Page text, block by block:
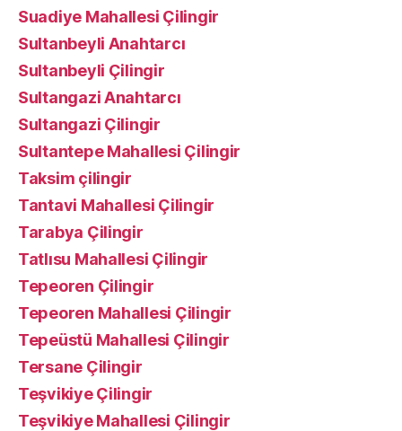
Suadiye Mahallesi Çilingir
Sultanbeyli Anahtarcı
Sultanbeyli Çilingir
Sultangazi Anahtarcı
Sultangazi Çilingir
Sultantepe Mahallesi Çilingir
Taksim çilingir
Tantavi Mahallesi Çilingir
Tarabya Çilingir
Tatlısu Mahallesi Çilingir
Tepeoren Çilingir
Tepeoren Mahallesi Çilingir
Tepeüstü Mahallesi Çilingir
Tersane Çilingir
Teşvikiye Çilingir
Teşvikiye Mahallesi Çilingir